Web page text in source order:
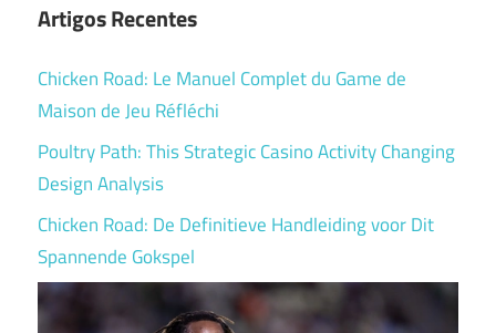
Artigos Recentes
Chicken Road: Le Manuel Complet du Game de
Maison de Jeu Réfléchi
Poultry Path: This Strategic Casino Activity Changing
Design Analysis
Chicken Road: De Definitieve Handleiding voor Dit
Spannende Gokspel